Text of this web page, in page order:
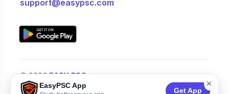
EasyPSC App
Get App
×
support@easypsc.com
© 2026EASY PSC.
All Rights Reserved.